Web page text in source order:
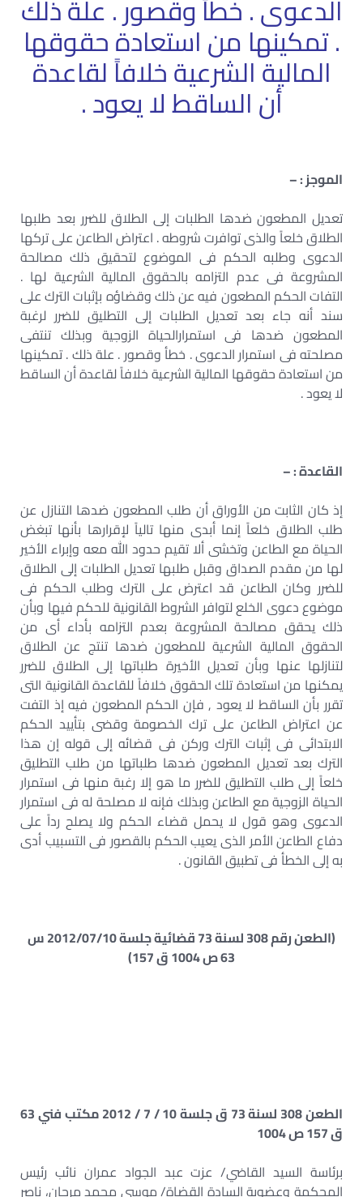
الدعوى . خطأ وقصور . علة ذلك
. تمكينها من استعادة حقوقها
المالية الشرعية خلافاً لقاعدة
أن الساقط لا يعود .
الموجز : –
تعديل المطعون ضدها الطلبات إلى الطلاق للضرر بعد طلبها
الطلاق خلعاً والذى توافرت شروطه . اعتراض الطاعن على تركها
الدعوى وطلبه الحكم فى الموضوع لتحقيق ذلك مصالحة
المشروعة فى عدم التزامه بالحقوق المالية الشرعية لها .
التفات الحكم المطعون فيه عن ذلك وقضاؤه بإثبات الترك على
سند أنه جاء بعد تعديل الطلبات إلى التطليق للضرر لرغبة
المطعون ضدها فى استمرارالحياة الزوجية وبذلك تنتفى
مصلحته فى استمرار الدعوى . خطأ وقصور . علة ذلك . تمكينها
من استعادة حقوقها المالية الشرعية خلافاً لقاعدة أن الساقط
لا يعود .
القاعدة : –
إذ كان الثابت من الأوراق أن طلب المطعون ضدها التنازل عن
طلب الطلاق خلعاً إنما أبدى منها تالياً لإقرارها بأنها تبغض
الحياة مع الطاعن وتخشى ألا تقيم حدود الله معه وإبراء الأخير
لها من مقدم الصداق وقبل طلبها تعديل الطلبات إلى الطلاق
للضرر وكان الطاعن قد اعترض على الترك وطلب الحكم فى
موضوع دعوى الخلع لتوافر الشروط القانونية للحكم فيها وبأن
ذلك يحقق مصالحة المشروعة بعدم التزامه بأداء أى من
الحقوق المالية الشرعية للمطعون ضدها تنتج عن الطلاق
لتنازلها عنها وبأن تعديل الأخيرة طلباتها إلى الطلاق للضرر
يمكنها من استعادة تلك الحقوق خلافاً للقاعدة القانونية التى
تقرر بأن الساقط لا يعود , فإن الحكم المطعون فيه إذ التفت
عن اعتراض الطاعن على ترك الخصومة وقضى بتأييد الحكم
الابتدائى فى إثبات الترك وركن فى قضائه إلى قوله إن هذا
الترك بعد تعديل المطعون ضدها طلباتها من طلب التطليق
خلعاً إلى طلب التطليق للضرر ما هو إلا رغبة منها فى استمرار
الحياة الزوجية مع الطاعن وبذلك فإنه لا مصلحة له فى استمرار
الدعوى وهو قول لا يحمل قضاء الحكم ولا يصلح رداً على
دفاع الطاعن الأمر الذى يعيب الحكم بالقصور فى التسبيب أدى
به إلى الخطأ فى تطبيق القانون .
(الطعن رقم 308 لسنة 73 قضائية جلسة 2012/07/10 س
63 ص 1004 ق 157)
الطعن 308 لسنة 73 ق جلسة 10 / 7 / 2012 مكتب فني 63
ق 157 ص 1004
برئاسة السيد القاضي/ عزت عبد الجواد عمران نائب رئيس
المحكمة وعضوية السادة القضاة/ موسى محمد مرجان، ناصر